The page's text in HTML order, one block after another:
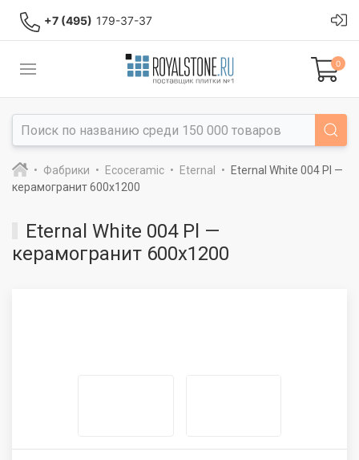
+7 (495) 179-37-37
0
Фабрики Ecoceramic Eternal
Eternal White 004 Pl —
керамогранит 600x1200
Eternal White 004 Pl —
керамогранит 600x1200